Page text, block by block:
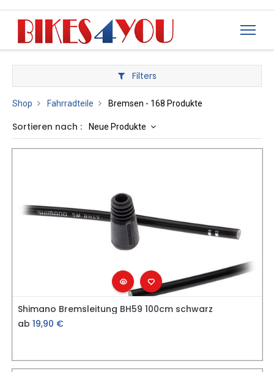
Filters
Shop Fahrradteile Bremsen - 168 Produkte
Sortieren nach : Neue Produkte
Shimano Bremsleitung BH59 100cm schwarz
ab 19,90 €